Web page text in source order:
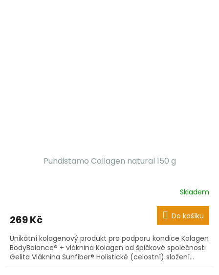
Puhdistamo Collagen natural 150 g
Skladem
269 Kč Do košíku
Unikátní kolagenový produkt pro podporu kondice Kolagen
BodyBalance® + vláknina Kolagen od špičkové společnosti
Gelita Vláknina Sunfiber® Holistické (celostní) složení...